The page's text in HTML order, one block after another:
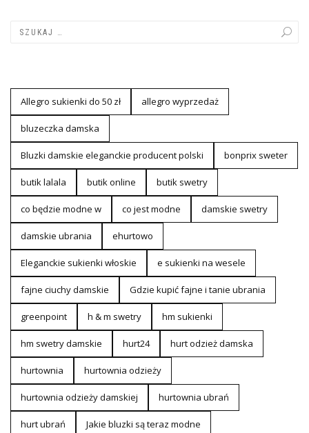
Allegro sukienki do 50 zł allegro wyprzedaż
bluzeczka damska
Bluzki damskie eleganckie producent polski bonprix sweter
butik lalala butik online butik swetry
co będzie modne w co jest modne damskie swetry
damskie ubrania ehurtowo
Eleganckie sukienki włoskie e sukienki na wesele
fajne ciuchy damskie Gdzie kupić fajne i tanie ubrania
greenpoint h & m swetry hm sukienki
hm swetry damskie hurt24 hurt odzież damska
hurtownia hurtownia odzieży
hurtownia odzieży damskiej hurtownia ubrań
hurt ubrań Jakie bluzki są teraz modne